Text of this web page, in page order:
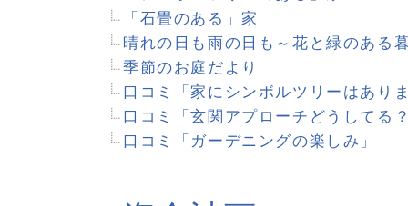
こんな家に住みたい。
「屋上に庭のある」家
「火のある」家
「シンボルツリーのある」家
「石畳のある」家
「ホームシアターのある」家
「太陽光発電のある」家
「防音室のある」家